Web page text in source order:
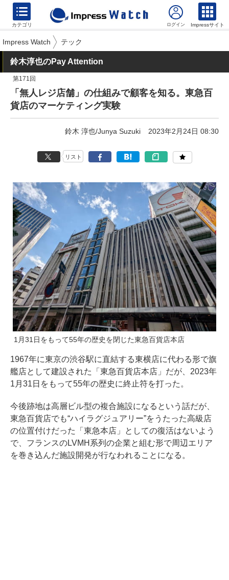
カテゴリ Impressサイト
Impress Watch テック
鈴木淳也のPay Attention
第171回
「無人レジ店舗」の仕組みで顧客を知る。東急百
貨店のマーケティング実験
鈴木 淳也/Junya Suzuki 2023年2月24日 08:30
リスト
1月31日をもって55年の歴史を閉じた東急百貨店本店
1967年に東京の渋谷駅に直結する東横店に代わる形で旗
艦店として建設された「東急百貨店本店」だが、2023年
1月31日をもって55年の歴史に終止符を打った。
今後跡地は高層ビル型の複合施設になるという話だが、
東急百貨店でも“ハイラグジュアリー”をうたった高級店
の位置付けだった「東急本店」としての復活はないよう
で、フランスのLVMH系列の企業と組む形で周辺エリア
を巻き込んだ施設開発が行なわれることになる。